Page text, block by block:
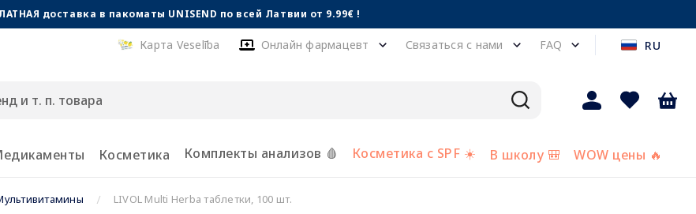
доставка в пакоматы UNISEND по всей Латвии от 9.99€ !
Карта Veselība Онлайн фармацевт Связаться с нами FAQ RU
Косметика Комплекты анализов 🩸 Косметика с SPF ☀️ В школу 🎒 WOW цены 🔥
LIVOL Multi Herba таблетки, 100 шт.